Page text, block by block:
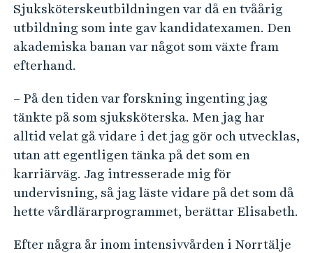
Sjuksköterskeutbildningen var då en tvåårig
utbildning som inte gav kandidatexamen. Den
akademiska banan var något som växte fram
efterhand.
– På den tiden var forskning ingenting jag
tänkte på som sjuksköterska. Men jag har
alltid velat gå vidare i det jag gör och utvecklas,
utan att egentligen tänka på det som en
karriärväg. Jag intresserade mig för
undervisning, så jag läste vidare på det som då
hette vårdlärarprogrammet, berättar Elisabeth.
Efter några år inom intensivvården i Norrtälje